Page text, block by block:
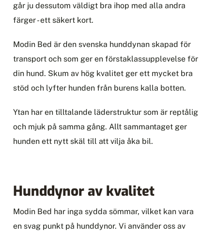
går ju dessutom väldigt bra ihop med alla andra
färger - ett säkert kort.
Modin Bed är den svenska hunddynan skapad för
transport och som ger en förstaklassupplevelse för
din hund. Skum av hög kvalitet ger ett mycket bra
stöd och lyfter hunden från burens kalla botten.
Ytan har en tilltalande läderstruktur som är reptålig
och mjuk på samma gång. Allt sammantaget ger
hunden ett nytt skäl till att vilja åka bil.
Hunddynor av kvalitet
Modin Bed har inga sydda sömmar, vilket kan vara
en svag punkt på hunddynor. Vi använder oss av